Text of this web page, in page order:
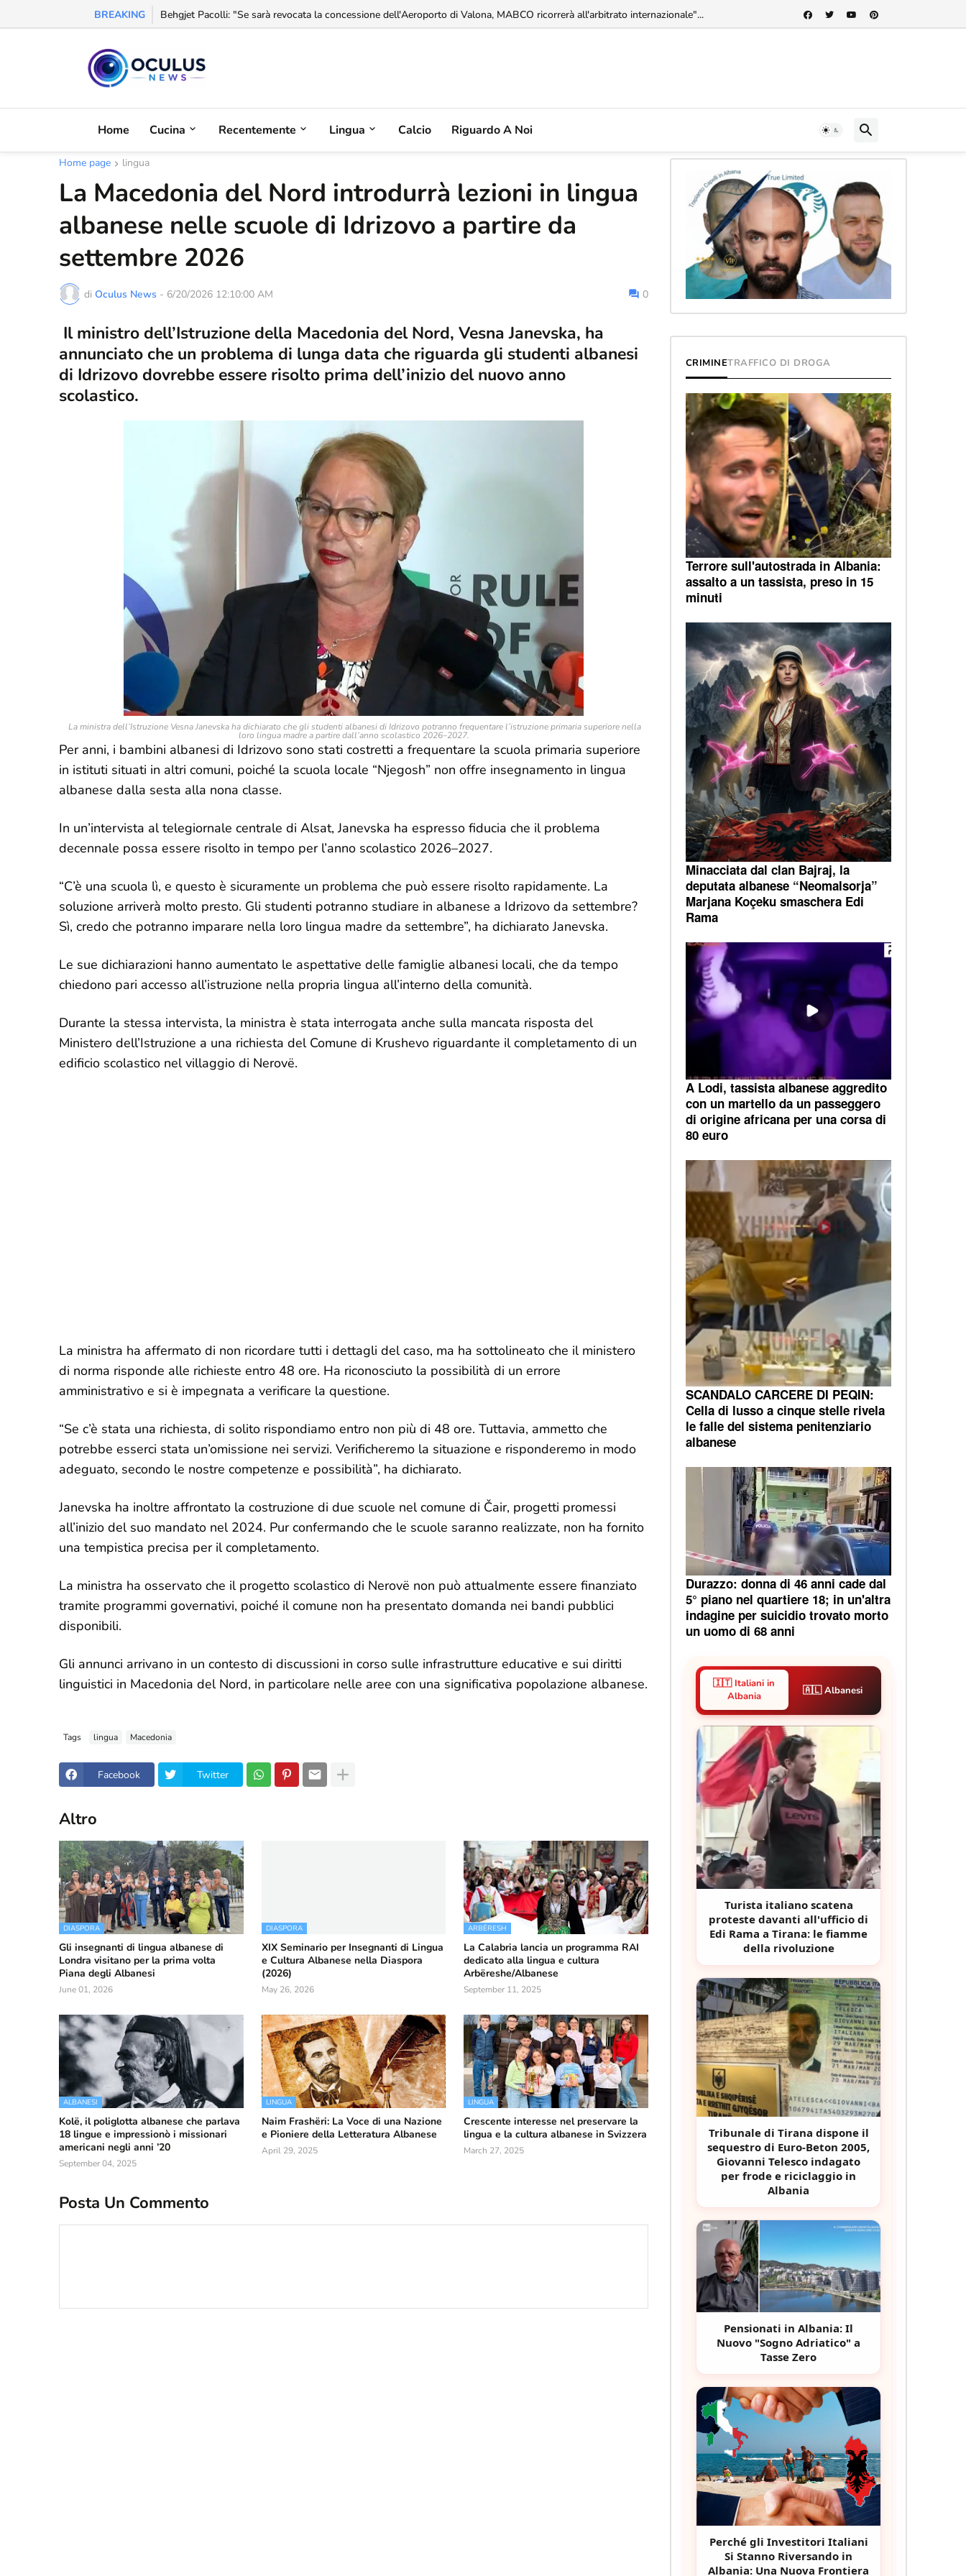
BREAKING Behgjet Pacolli: "Se sarà revocata la concessione dell'Aeroporto di Valona, MABCO ricorrerà all'arbitrato internazionale"...
Home Cucina Recentemente Lingua Calcio Riguardo A Noi
Home page lingua
La Macedonia del Nord introdurrà lezioni in lingua
albanese nelle scuole di Idrizovo a partire da
settembre 2026
di Oculus News - 6/20/2026 12:10:00 AM 0
Il ministro dell’Istruzione della Macedonia del Nord, Vesna Janevska, ha
annunciato che un problema di lunga data che riguarda gli studenti albanesi
di Idrizovo dovrebbe essere risolto prima dell’inizio del nuovo anno
scolastico.
La ministra dell’Istruzione Vesna Janevska ha dichiarato che gli studenti albanesi di Idrizovo potranno frequentare l’istruzione primaria superiore nella
loro lingua madre a partire dall’anno scolastico 2026–2027.
Per anni, i bambini albanesi di Idrizovo sono stati costretti a frequentare la scuola primaria superiore
in istituti situati in altri comuni, poiché la scuola locale “Njegosh” non offre insegnamento in lingua
albanese dalla sesta alla nona classe.
In un’intervista al telegiornale centrale di Alsat, Janevska ha espresso fiducia che il problema
decennale possa essere risolto in tempo per l’anno scolastico 2026–2027.
“C’è una scuola lì, e questo è sicuramente un problema che può essere risolto rapidamente. La
soluzione arriverà molto presto. Gli studenti potranno studiare in albanese a Idrizovo da settembre?
Sì, credo che potranno imparare nella loro lingua madre da settembre”, ha dichiarato Janevska.
Le sue dichiarazioni hanno aumentato le aspettative delle famiglie albanesi locali, che da tempo
chiedono pari accesso all’istruzione nella propria lingua all’interno della comunità.
Durante la stessa intervista, la ministra è stata interrogata anche sulla mancata risposta del
Ministero dell’Istruzione a una richiesta del Comune di Krushevo riguardante il completamento di un
edificio scolastico nel villaggio di Nerovë.
La ministra ha affermato di non ricordare tutti i dettagli del caso, ma ha sottolineato che il ministero
di norma risponde alle richieste entro 48 ore. Ha riconosciuto la possibilità di un errore
amministrativo e si è impegnata a verificare la questione.
“Se c’è stata una richiesta, di solito rispondiamo entro non più di 48 ore. Tuttavia, ammetto che
potrebbe esserci stata un’omissione nei servizi. Verificheremo la situazione e risponderemo in modo
adeguato, secondo le nostre competenze e possibilità”, ha dichiarato.
Janevska ha inoltre affrontato la costruzione di due scuole nel comune di Čair, progetti promessi
all’inizio del suo mandato nel 2024. Pur confermando che le scuole saranno realizzate, non ha fornito
una tempistica precisa per il completamento.
La ministra ha osservato che il progetto scolastico di Nerovë non può attualmente essere finanziato
tramite programmi governativi, poiché il comune non ha presentato domanda nei bandi pubblici
disponibili.
Gli annunci arrivano in un contesto di discussioni in corso sulle infrastrutture educative e sui diritti
linguistici in Macedonia del Nord, in particolare nelle aree con una significativa popolazione albanese.
Tags lingua Macedonia
Facebook Twitter
Altro
DIASPORA
Gli insegnanti di lingua albanese di
Londra visitano per la prima volta
Piana degli Albanesi
June 01, 2026
DIASPORA
XIX Seminario per Insegnanti di Lingua
e Cultura Albanese nella Diaspora
(2026)
May 26, 2026
ARBËRESH
La Calabria lancia un programma RAI
dedicato alla lingua e cultura
Arbëreshe/Albanese
September 11, 2025
ALBANESI
Kolë, il poliglotta albanese che parlava
18 lingue e impressionò i missionari
americani negli anni ’20
September 04, 2025
LINGUA
Naim Frashëri: La Voce di una Nazione
e Pioniere della Letteratura Albanese
April 29, 2025
LINGUA
Crescente interesse nel preservare la
lingua e la cultura albanese in Svizzera
March 27, 2025
Posta Un Commento
CRIMINETRAFFICO DI DROGA
Terrore sull'autostrada in Albania:
assalto a un tassista, preso in 15
minuti
Minacciata dal clan Bajraj, la
deputata albanese “Neomalsorja”
Marjana Koçeku smaschera Edi
Rama
A Lodi, tassista albanese aggredito
con un martello da un passeggero
di origine africana per una corsa di
80 euro
SCANDALO CARCERE DI PEQIN:
Cella di lusso a cinque stelle rivela
le falle del sistema penitenziario
albanese
Durazzo: donna di 46 anni cade dal
5° piano nel quartiere 18; in un'altra
indagine per suicidio trovato morto
un uomo di 68 anni
🇮🇹 Italiani in
Albania
🇦🇱 Albanesi
Turista italiano scatena
proteste davanti all'ufficio di
Edi Rama a Tirana: le fiamme
della rivoluzione
Tribunale di Tirana dispone il
sequestro di Euro-Beton 2005,
Giovanni Telesco indagato
per frode e riciclaggio in
Albania
Pensionati in Albania: Il
Nuovo "Sogno Adriatico" a
Tasse Zero
Perché gli Investitori Italiani
Si Stanno Riversando in
Albania: Una Nuova Frontiera